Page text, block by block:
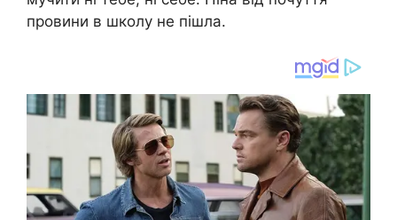
провини в школу не пішла.